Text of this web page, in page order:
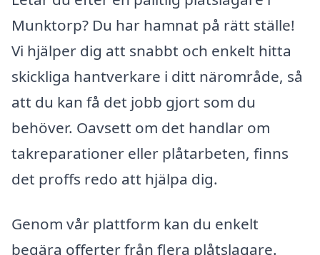
Munktorp? Du har hamnat på rätt ställe!
Vi hjälper dig att snabbt och enkelt hitta
skickliga hantverkare i ditt närområde, så
att du kan få det jobb gjort som du
behöver. Oavsett om det handlar om
takreparationer eller plåtarbeten, finns
det proffs redo att hjälpa dig.
Genom vår plattform kan du enkelt
begära offerter från flera plåtslagare.